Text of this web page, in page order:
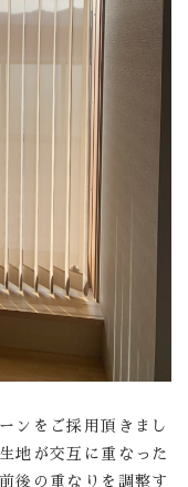
ンをご採用頂きまし
地が交互に重なった
後の重なりを調整す